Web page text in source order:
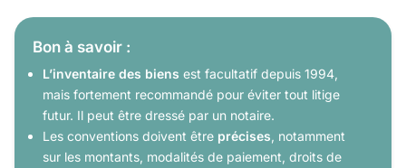
Bon à savoir :
L’inventaire des biens est facultatif depuis 1994,
mais fortement recommandé pour éviter tout litige
futur. Il peut être dressé par un notaire.
Les conventions doivent être précises, notamment
sur les montants, modalités de paiement, droits de